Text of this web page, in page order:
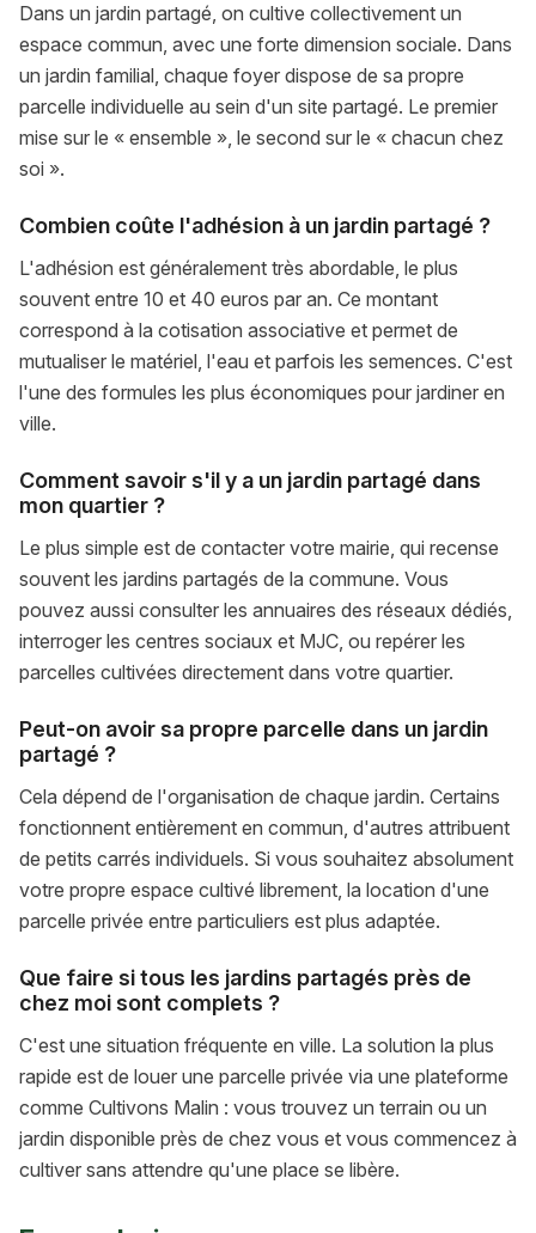
Dans un jardin partagé, on cultive collectivement un
espace commun, avec une forte dimension sociale. Dans
un jardin familial, chaque foyer dispose de sa propre
parcelle individuelle au sein d'un site partagé. Le premier
mise sur le « ensemble », le second sur le « chacun chez
soi ».
Combien coûte l'adhésion à un jardin partagé ?
L'adhésion est généralement très abordable, le plus
souvent entre 10 et 40 euros par an. Ce montant
correspond à la cotisation associative et permet de
mutualiser le matériel, l'eau et parfois les semences. C'est
l'une des formules les plus économiques pour jardiner en
ville.
Comment savoir s'il y a un jardin partagé dans
mon quartier ?
Le plus simple est de contacter votre mairie, qui recense
souvent les jardins partagés de la commune. Vous
pouvez aussi consulter les annuaires des réseaux dédiés,
interroger les centres sociaux et MJC, ou repérer les
parcelles cultivées directement dans votre quartier.
Peut-on avoir sa propre parcelle dans un jardin
partagé ?
Cela dépend de l'organisation de chaque jardin. Certains
fonctionnent entièrement en commun, d'autres attribuent
de petits carrés individuels. Si vous souhaitez absolument
votre propre espace cultivé librement, la location d'une
parcelle privée entre particuliers est plus adaptée.
Que faire si tous les jardins partagés près de
chez moi sont complets ?
C'est une situation fréquente en ville. La solution la plus
rapide est de louer une parcelle privée via une plateforme
comme Cultivons Malin : vous trouvez un terrain ou un
jardin disponible près de chez vous et vous commencez à
cultiver sans attendre qu'une place se libère.